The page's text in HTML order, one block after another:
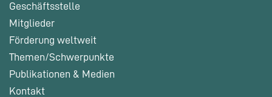
Geschäftsstelle
Mitglieder
Förderung weltweit
Themen/Schwerpunkte
Publikationen & Medien
Kontakt